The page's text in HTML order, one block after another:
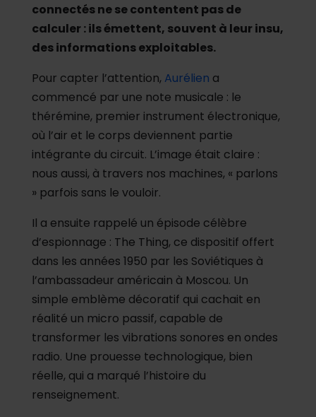
connectés ne se contentent pas de
calculer : ils émettent, souvent à leur insu,
des informations exploitables.
Pour capter l’attention, Aurélien a
commencé par une note musicale : le
thérémine, premier instrument électronique,
où l’air et le corps deviennent partie
intégrante du circuit. L’image était claire :
nous aussi, à travers nos machines, « parlons
» parfois sans le vouloir.
Il a ensuite rappelé un épisode célèbre
d’espionnage : The Thing, ce dispositif offert
dans les années 1950 par les Soviétiques à
l’ambassadeur américain à Moscou. Un
simple emblème décoratif qui cachait en
réalité un micro passif, capable de
transformer les vibrations sonores en ondes
radio. Une prouesse technologique, bien
réelle, qui a marqué l’histoire du
renseignement.